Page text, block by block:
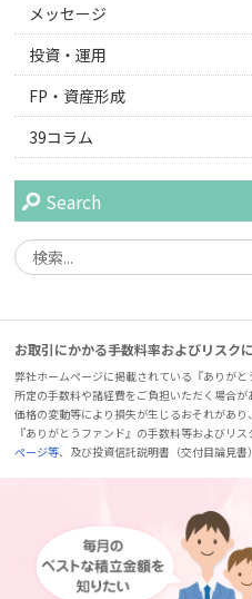
メッセージ
投資・運用
FP・資産形成
39コラム
Search
お取引にかかる手数料率およびリスク
弊社ホームページに掲載されている『ありがと
所定の手数料や諸経費をご負担いただく場合
価格の変動等により損失が生じるおそれがあ
『ありがとうファンド』の手数料等およびリ
ページ等、及び投資信託説明書（交付目論見書